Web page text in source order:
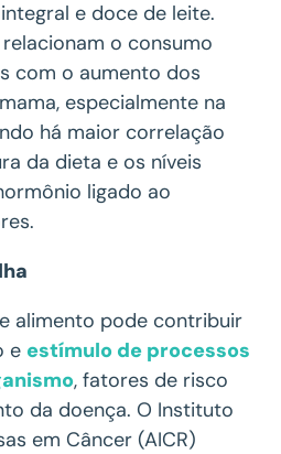
e doce de leite.
o consumo
com o aumento dos
especialmente na
há maior correlação
da dieta e os níveis
ligado ao
alimento pode contribuir
e estímulo de processos
, fatores de risco
da doença. O Instituto
em Câncer (AICR)